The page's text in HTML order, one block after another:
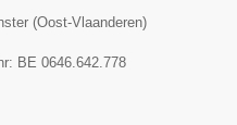
(Oost-Vlaanderen)
BE 0646.642.778